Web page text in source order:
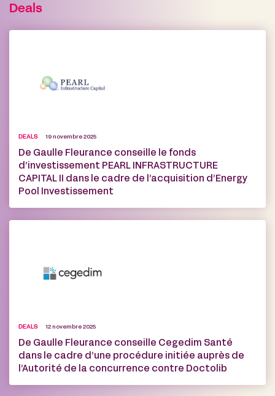
Deals
DEALS 19 novembre 2025
De Gaulle Fleurance conseille le fonds
d’investissement PEARL INFRASTRUCTURE
CAPITAL II dans le cadre de l’acquisition d’Energy
Pool Investissement
DEALS 12 novembre 2025
De Gaulle Fleurance conseille Cegedim Santé
dans le cadre d’une procédure initiée auprès de
l’Autorité de la concurrence contre Doctolib